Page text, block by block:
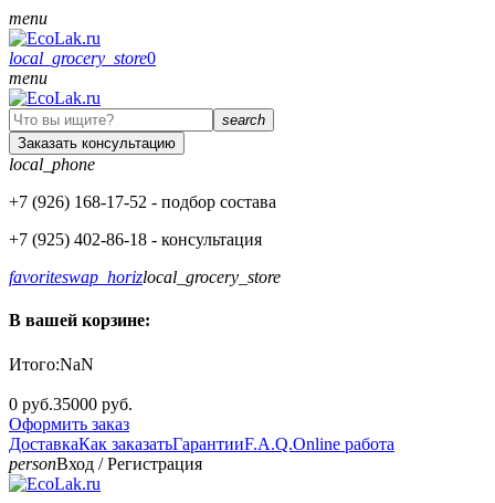
menu
local_grocery_store0
menu
search
Заказать консультацию
local_phone
+7 (926) 168-17-52 - подбор состава
+7 (925) 402-86-18 - консультация
favoriteswap_horizlocal_grocery_store
В вашей корзине:
Итого:NaN
0 руб.35000 руб.
Оформить заказ
ДоставкаКак заказатьГарантииF.A.Q.Online работа
personВход /Регистрация